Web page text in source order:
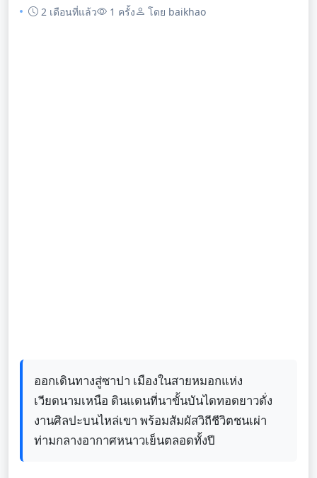
2 เดือนที่แล้ว 1 ครั้ง โดย baikhao
ออกเดินทางสู่ซาปา เมืองในสายหมอกแห่ง
เวียดนามเหนือ ดินแดนที่นาขั้นบันไดทอดยาวดั่ง
งานศิลปะบนไหล่เขา พร้อมสัมผัสวิถีชีวิตชนเผ่า
ท่ามกลางอากาศหนาวเย็นตลอดทั้งปี